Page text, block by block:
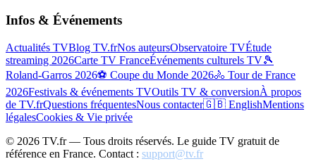
Infos & Événements
Actualités TVBlog TV.frNos auteursObservatoire TVÉtude
streaming 2026Carte TV FranceÉvénements culturels TV🎾
Roland-Garros 2026⚽ Coupe du Monde 2026🚴 Tour de France
2026Festivals & événements TVOutils TV & conversionÀ propos
de TV.frQuestions fréquentesNous contacter🇬🇧 EnglishMentions
légalesCookies & Vie privée
© 2026 TV.fr — Tous droits réservés. Le guide TV gratuit de
référence en France. Contact : support@tv.fr